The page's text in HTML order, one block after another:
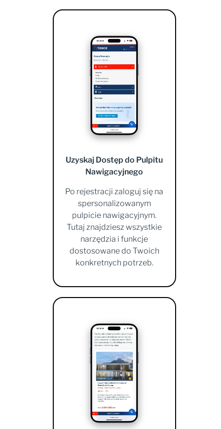
Uzyskaj Dostęp do Pulpitu
Nawigacyjnego
Po rejestracji zaloguj się na
spersonalizowanym
pulpicie nawigacyjnym.
Tutaj znajdziesz wszystkie
narzędzia i funkcje
dostosowane do Twoich
konkretnych potrzeb.